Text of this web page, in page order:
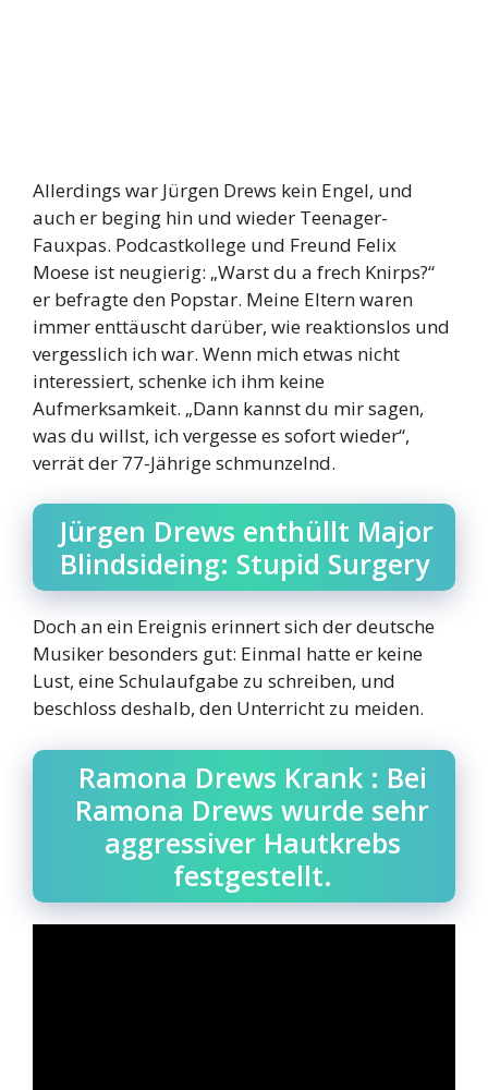
Allerdings war Jürgen Drews kein Engel, und
auch er beging hin und wieder Teenager-
Fauxpas. Podcastkollege und Freund Felix
Moese ist neugierig: „Warst du a frech Knirps?“
er befragte den Popstar. Meine Eltern waren
immer enttäuscht darüber, wie reaktionslos und
vergesslich ich war. Wenn mich etwas nicht
interessiert, schenke ich ihm keine
Aufmerksamkeit. „Dann kannst du mir sagen,
was du willst, ich vergesse es sofort wieder“,
verrät der 77-Jährige schmunzelnd.
Jürgen Drews enthüllt Major
Blindsideing: Stupid Surgery
Doch an ein Ereignis erinnert sich der deutsche
Musiker besonders gut: Einmal hatte er keine
Lust, eine Schulaufgabe zu schreiben, und
beschloss deshalb, den Unterricht zu meiden.
Ramona Drews Krank : Bei
Ramona Drews wurde sehr
aggressiver Hautkrebs
festgestellt.